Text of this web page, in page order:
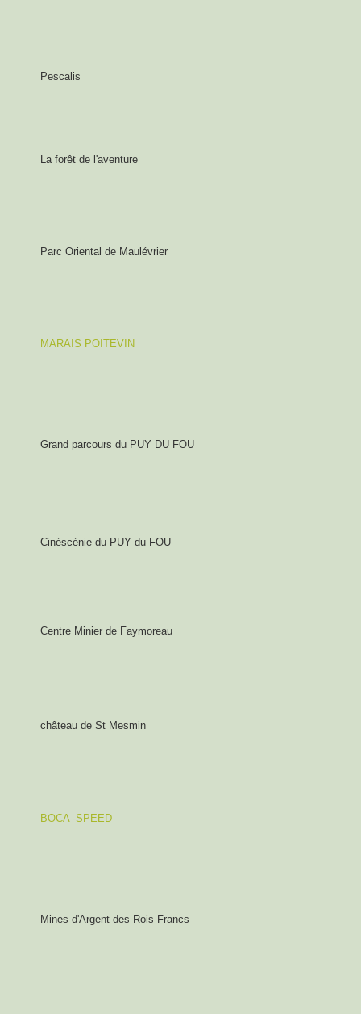
Pescalis
La forêt de l'aventure
Parc Oriental de Maulévrier
MARAIS POITEVIN
Grand parcours du PUY DU FOU
Cinéscénie du PUY du FOU
Centre Minier de Faymoreau
château de St Mesmin
BOCA -SPEED
Mines d'Argent des Rois Francs